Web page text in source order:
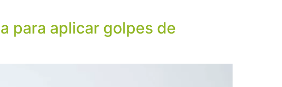
para aplicar golpes de